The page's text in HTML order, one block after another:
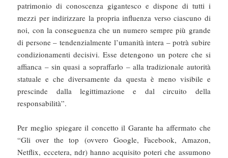
patrimonio di conoscenza gigantesco e dispone di tutti i
mezzi per indirizzare la propria influenza verso ciascuno di
noi, con la conseguenza che un numero sempre più grande
di persone – tendenzialmente l’umanità intera – potrà subire
condizionamenti decisivi. Esse detengono un potere che si
affianca – sin quasi a sopraffarlo – alla tradizionale autorità
statuale e che diversamente da questa è meno visibile e
prescinde dalla legittimazione e dal circuito della
responsabilità”.
Per meglio spiegare il concetto il Garante ha affermato che
“Gli over the top (ovvero Google, Facebook, Amazon,
Netflix, eccetera, ndr) hanno acquisito poteri che assumono